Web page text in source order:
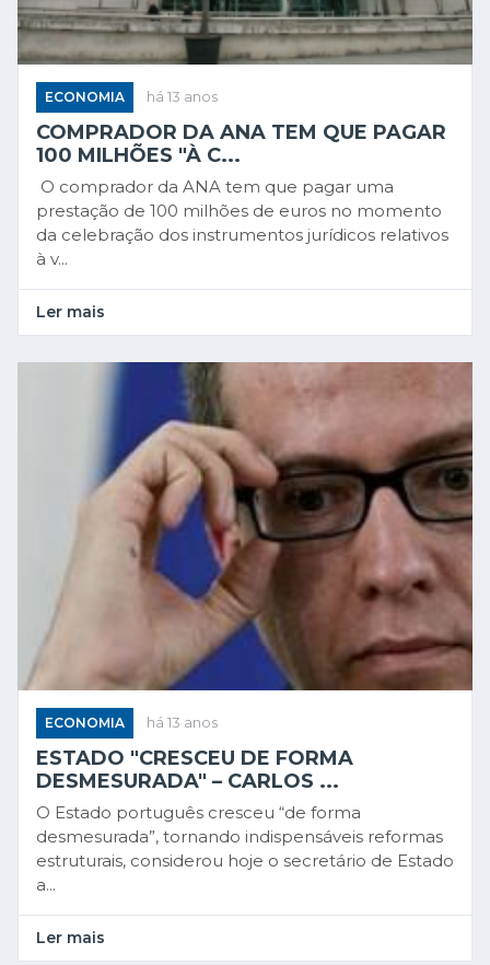
ECONOMIA há 13 anos
COMPRADOR DA ANA TEM QUE PAGAR
100 MILHÕES "À C...
O comprador da ANA tem que pagar uma
prestação de 100 milhões de euros no momento
da celebração dos instrumentos jurídicos relativos
à v...
Ler mais
ECONOMIA há 13 anos
ESTADO "CRESCEU DE FORMA
DESMESURADA" – CARLOS ...
O Estado português cresceu “de forma
desmesurada”, tornando indispensáveis reformas
estruturais, considerou hoje o secretário de Estado
a...
Ler mais